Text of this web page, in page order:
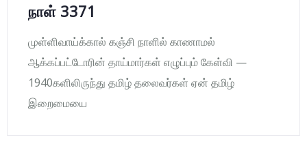
நாள் 3371
முள்ளிவாய்க்கால் கஞ்சி நாளில் காணாமல்
ஆக்கப்பட்டோரின் தாய்மார்கள் எழுப்பும் கேள்வி —
1940களிலிருந்து தமிழ் தலைவர்கள் ஏன் தமிழ்
இறைமையை